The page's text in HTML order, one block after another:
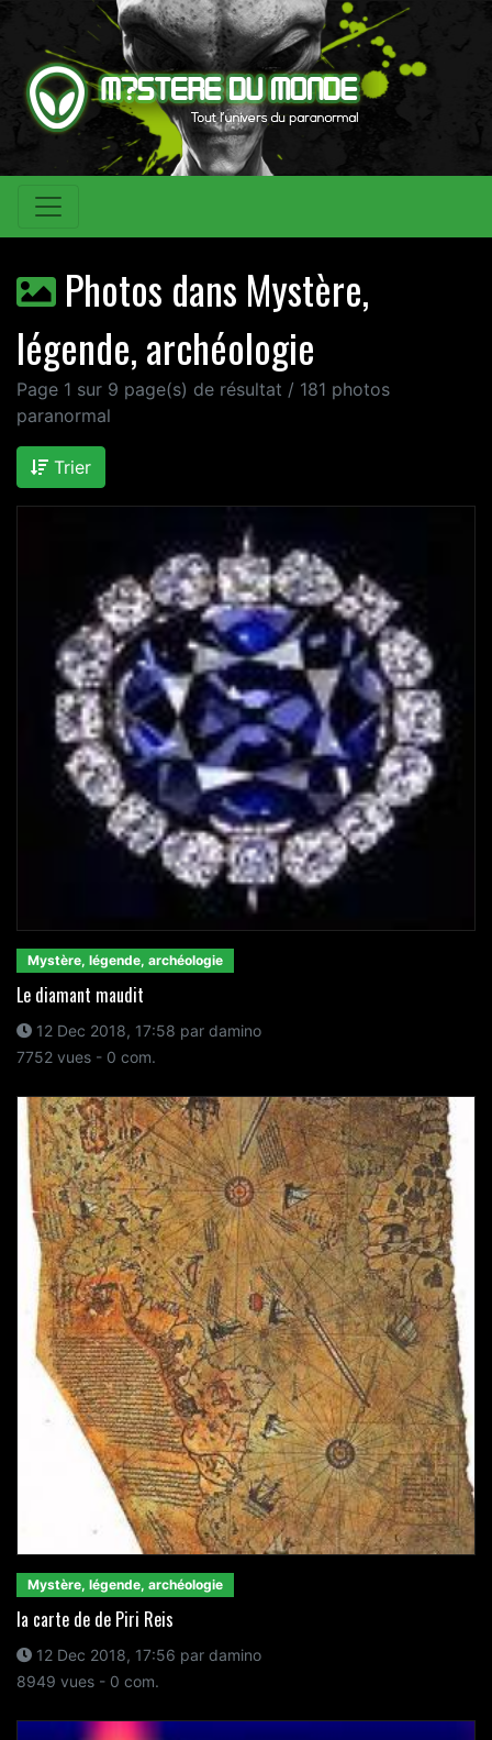
Photos dans Mystère,
légende, archéologie
Page 1 sur 9 page(s) de résultat / 181 photos
paranormal
Trier
Mystère, légende, archéologie
Le diamant maudit
12 Dec 2018, 17:58 par damino
7752 vues - 0 com.
Mystère, légende, archéologie
la carte de de Piri Reis
12 Dec 2018, 17:56 par damino
8949 vues - 0 com.